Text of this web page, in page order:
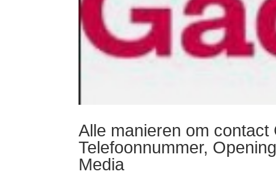
Alle manieren om
Telefoonnummer,
Media